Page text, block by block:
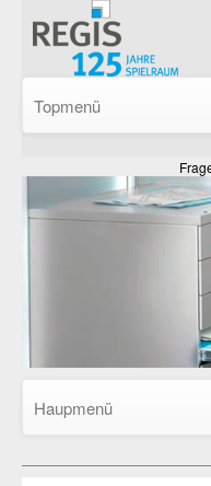
Topmenü
Haupmenü